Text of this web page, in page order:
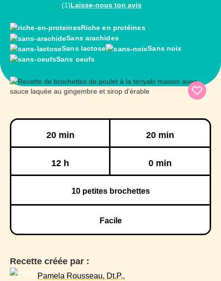
(1)Laisse-nous ton avis
Riche en protéines
Sans arachides
Sans lactose
Sans noix
Sans oeufs
20 min 20 min
12 h 0 min
10petites brochettes
Facile
Recette créée par :
Pamela Rousseau, Dt.P.,